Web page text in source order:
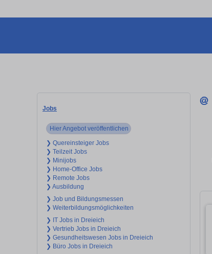
Jobs
Hier Angebot veröffentlichen
❯ Quereinsteiger Jobs
❯ Teilzeit Jobs
❯ Minijobs
❯ Home-Office Jobs
❯ Remote Jobs
❯ Ausbildung
❯ Job und Bildungsmessen
❯ Weiterbildungsmöglichkeiten
❯ IT Jobs in Dreieich
❯ Vertrieb Jobs in Dreieich
❯ Gesundheitswesen Jobs in Dreieich
❯ Büro Jobs in Dreieich